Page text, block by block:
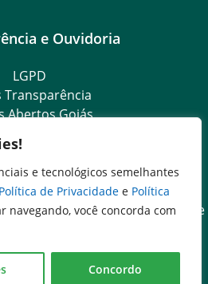
e tecnológicos semelhantes
Política de Privacidade e Política
navegando, você concorda com
Concordo
e Ouvidoria
LGPD
Transparência
Abertos Goiás
Geral
Informação ao Cidadão
de Informação ao Cidadão
Organizações Sociais de Saúde
(Expresso)
(Presencial)